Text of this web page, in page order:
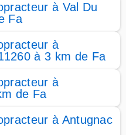
à Val Du
Fa
à
à 3 km de Fa
à
de Fa
à Antugnac